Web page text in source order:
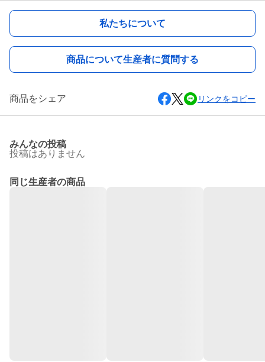
私たちについて
商品について生産者に質問する
商品をシェア リンクをコピー
みんなの投稿
投稿はありません
同じ生産者の商品